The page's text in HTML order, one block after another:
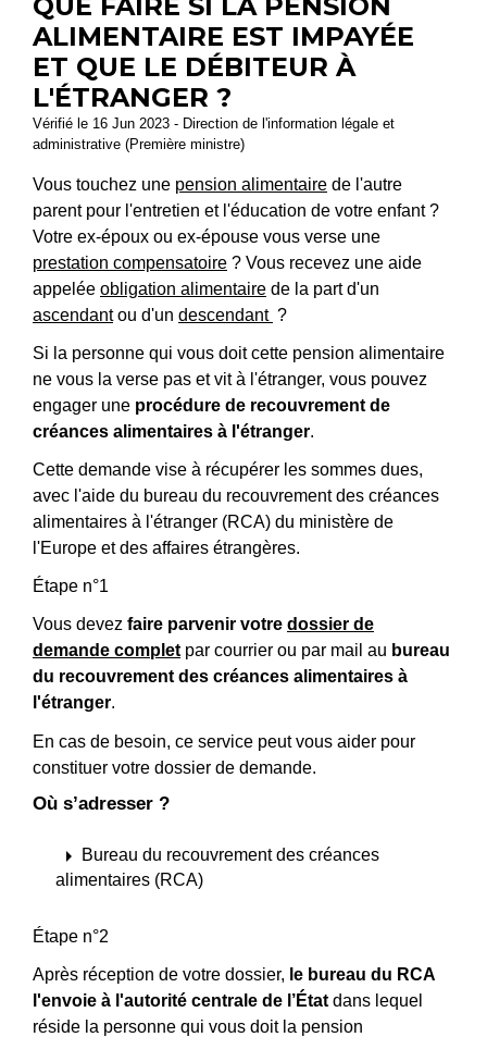
ALIMENTAIRE EST IMPAYÉE
ET QUE LE DÉBITEUR À
L'ÉTRANGER ?
Vérifié le 16 Jun 2023 - Direction de l'information légale et
administrative (Première ministre)
Vous touchez une pension alimentaire de l'autre
parent pour l'entretien et l'éducation de votre enfant ?
Votre ex-époux ou ex-épouse vous verse une
prestation compensatoire ? Vous recevez une aide
appelée obligation alimentaire de la part d'un
ascendantou d'un descendant ?
Si la personne qui vous doit cette pension alimentaire
ne vous la verse pas et vit à l'étranger, vous pouvez
engager une procédure de recouvrement de
créances alimentaires à l'étranger.
Cette demande vise à récupérer les sommes dues,
avec l'aide du bureau du recouvrement des créances
alimentaires à l'étranger (RCA) du ministère de
l'Europe et des affaires étrangères.
Étape n°1
Vous devez faire parvenir votre dossier de
demande completpar courrier ou par mail au bureau
du recouvrement des créances alimentaires à
l'étranger.
En cas de besoin, ce service peut vous aider pour
constituer votre dossier de demande.
Où s’adresser ?
arrow_right
Bureau du recouvrement des créances
alimentaires (RCA)
Étape n°2
Après réception de votre dossier, le bureau du RCA
l'envoie à l'autorité centrale de l’État dans lequel
réside la personne qui vous doit la pension